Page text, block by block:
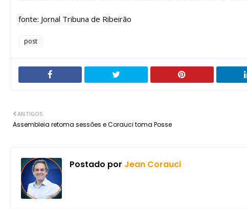
fonte: Jornal Tribuna de Ribeirão
post
ANTIGOS
Assembleia retoma sessões e Corauci toma Posse
Postado por Jean Corauci